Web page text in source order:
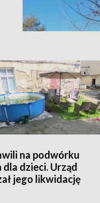
na podwórku
dla dzieci. Urząd
jego likwidację